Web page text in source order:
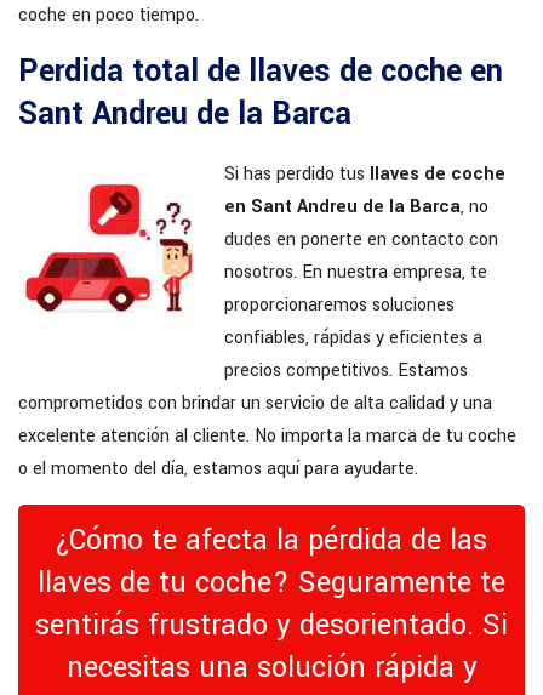
coche en poco tiempo.
Perdida total de llaves de coche en
Sant Andreu de la Barca
Si has perdido tus llaves de coche
en Sant Andreu de la Barca, no
dudes en ponerte en contacto con
nosotros. En nuestra empresa, te
proporcionaremos soluciones
confiables, rápidas y eficientes a
precios competitivos. Estamos
comprometidos con brindar un servicio de alta calidad y una
excelente atención al cliente. No importa la marca de tu coche
o el momento del día, estamos aquí para ayudarte.
¿Cómo te afecta la pérdida de las
llaves de tu coche? Seguramente te
sentirás frustrado y desorientado. Si
necesitas una solución rápida y